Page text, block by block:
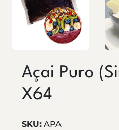
Açai Puro
X64
SKU: APA